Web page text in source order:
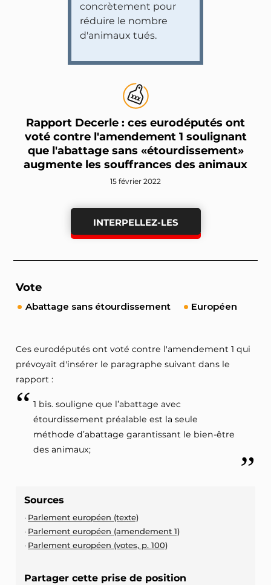
concrètement pour
réduire le nombre
d'animaux tués.
Rapport Decerle : ces eurodéputés ont
voté contre l'amendement 1 soulignant
que l'abattage sans «étourdissement»
augmente les souffrances des animaux
15 février 2022
INTERPELLEZ-LES
Vote
Abattage sans étourdissement Européen
Ces eurodéputés ont voté contre l'amendement 1 qui
prévoyait d'insérer le paragraphe suivant dans le
rapport :
1 bis. souligne que l’abattage avec
étourdissement préalable est la seule
méthode d’abattage garantissant le bien-être
des animaux;
Sources
Parlement européen (texte)
Parlement européen (amendement 1)
Parlement européen (votes, p. 100)
Partager cette prise de position